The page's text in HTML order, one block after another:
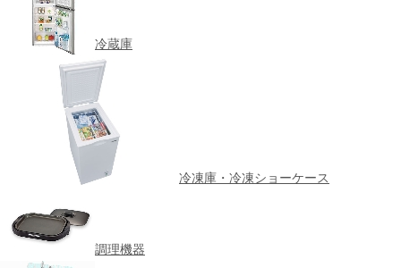
冷蔵庫
冷凍庫・冷凍ショーケース
調理機器